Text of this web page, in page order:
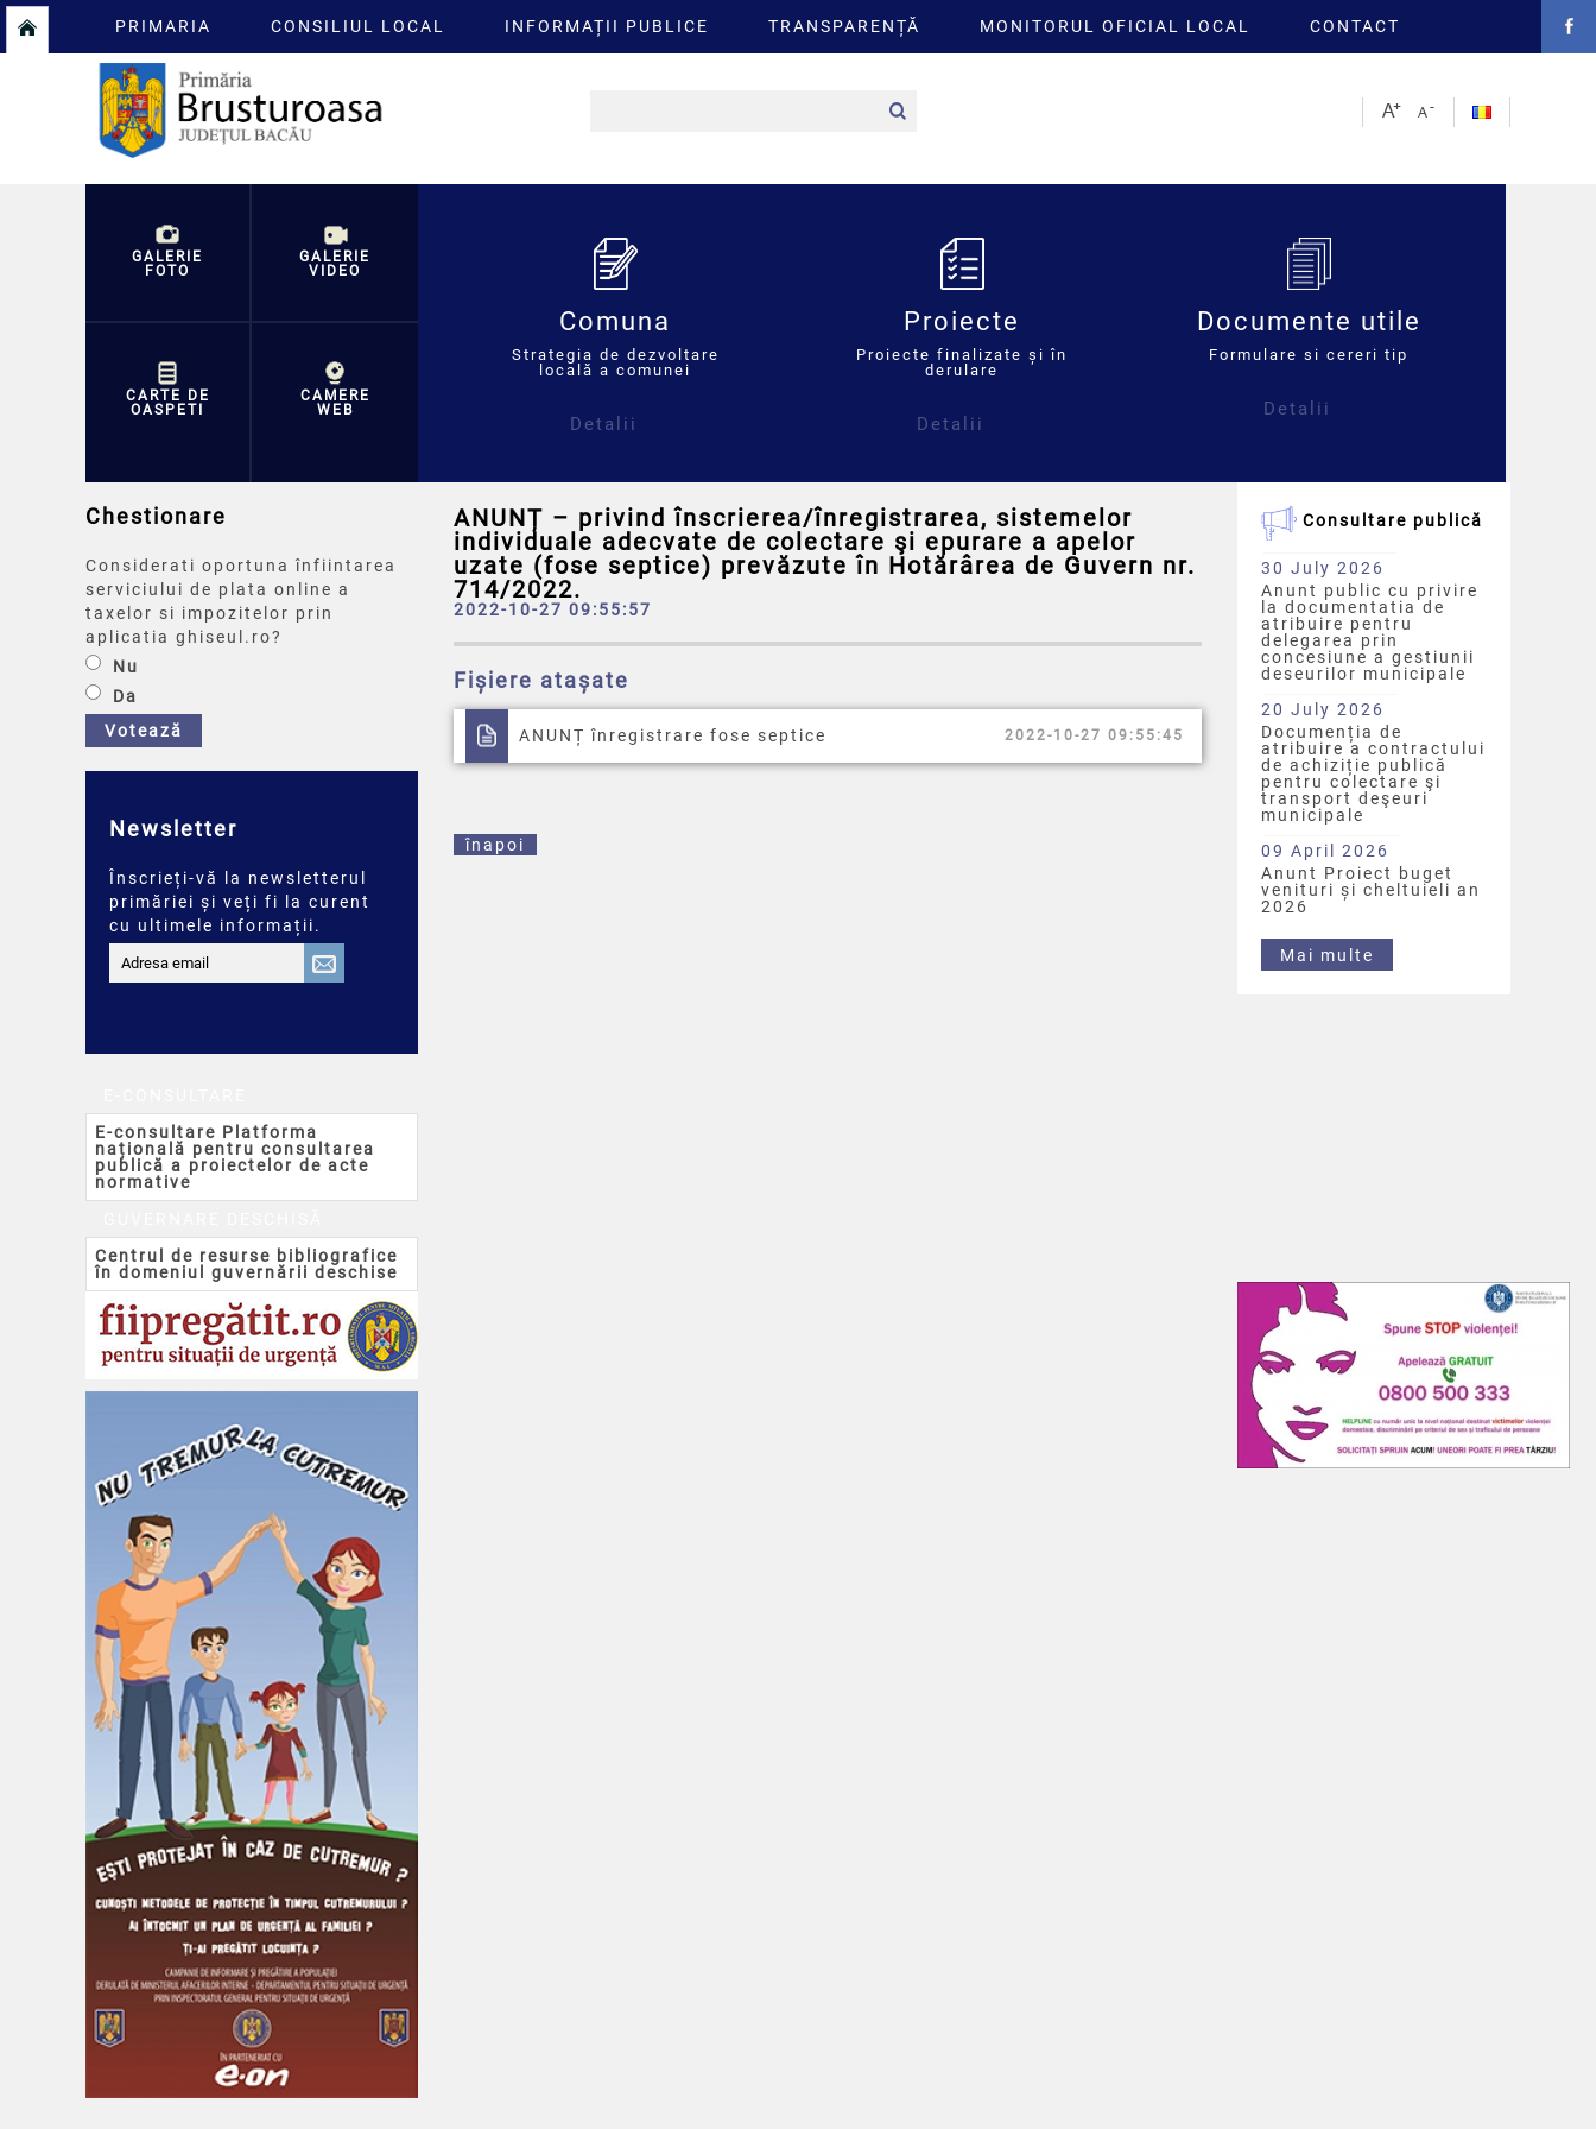
PRIMARIA CONSILIUL LOCAL INFORMAȚII PUBLICE TRANSPARENȚĂ MONITORUL OFICIAL LOCAL CONTACT
GALERIE
FOTO
GALERIE
VIDEO
CARTE DE
OASPETI
CAMERE
WEB
Comuna
Strategia de dezvoltare
locală a comunei
Detalii
Proiecte
Proiecte finalizate și în
derulare
Detalii
Documente utile
Formulare si cereri tip
Detalii
ANUNȚ – privind înscrierea/înregistrarea, sistemelor
individuale adecvate de colectare şi epurare a apelor
uzate (fose septice) prevăzute în Hotărârea de Guvern nr.
714/2022.
2022-10-27 09:55:57
Fișiere atașate
ANUNȚ înregistrare fose septice 2022-10-27 09:55:45
înapoi
Consultare publică
30 July 2026
Anunt public cu privire
la documentatia de
atribuire pentru
delegarea prin
concesiune a gestiunii
deseurilor municipale
20 July 2026
Documenția de
atribuire a contractului
de achiziție publică
pentru colectare şi
transport deşeuri
municipale
09 April 2026
Anunt Proiect buget
venituri și cheltuieli an
2026
Mai multe
Chestionare
Considerati oportuna înfiintarea
serviciului de plata online a
taxelor si impozitelor prin
aplicatia ghiseul.ro?
Nu
Da
Votează
Newsletter
Înscrieți-vă la newsletterul
primăriei și veți fi la curent
cu ultimele informații.
E-consultare Platforma
națională pentru consultarea
publică a proiectelor de acte
normative
Centrul de resurse bibliografice
în domeniul guvernării deschise